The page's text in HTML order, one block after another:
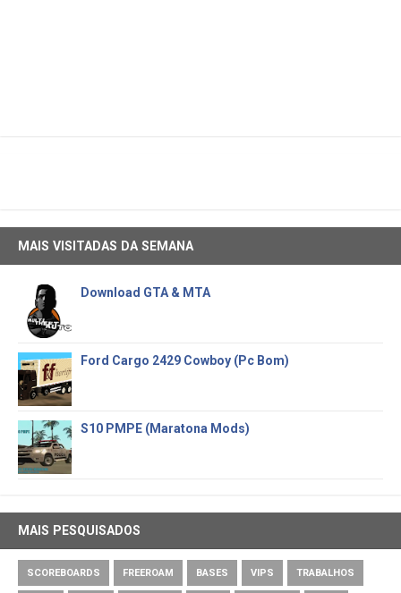
MAIS VISITADAS DA SEMANA
Download GTA & MTA
Ford Cargo 2429 Cowboy (Pc Bom)
S10 PMPE (Maratona Mods)
MAIS PESQUISADOS
SCOREBOARDS FREEROAM BASES VIPS TRABALHOS